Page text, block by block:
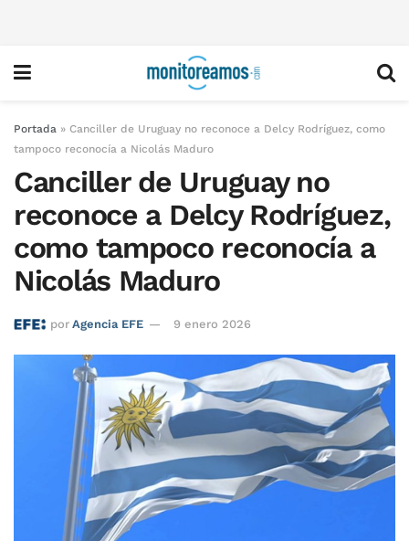
Portada » Canciller de Uruguay no reconoce a Delcy Rodríguez, como
tampoco reconocía a Nicolás Maduro
Canciller de Uruguay no
reconoce a Delcy Rodríguez,
como tampoco reconocía a
Nicolás Maduro
por Agencia EFE 9 enero 2026